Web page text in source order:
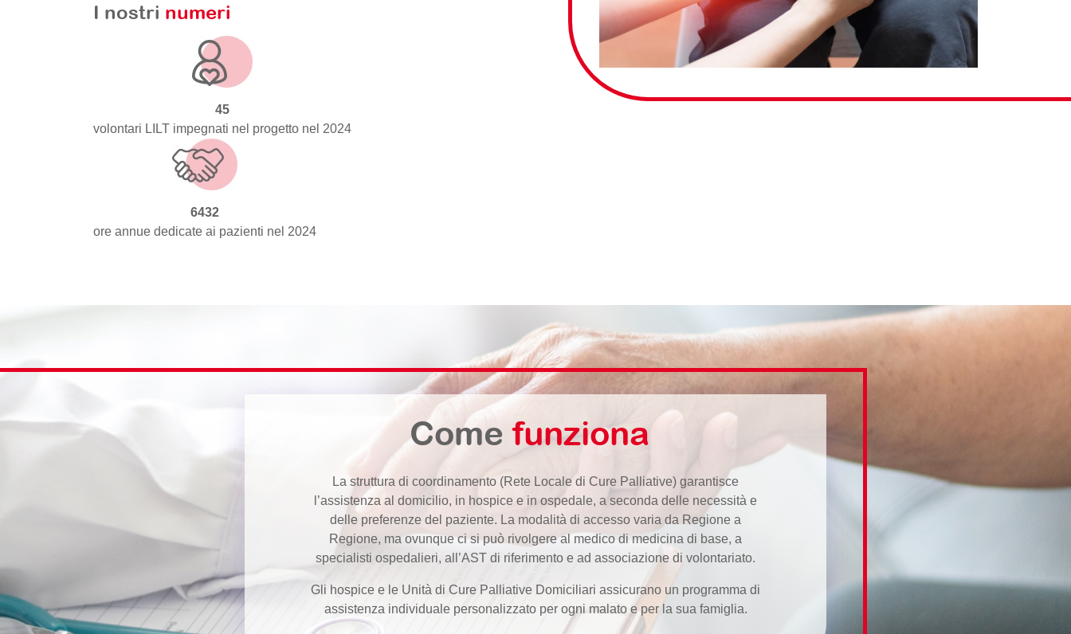
I nostri numeri
45
volontari LILT impegnati nel progetto nel 2024
6432
ore annue dedicate ai pazienti nel 2024
Comefunziona
La struttura di coordinamento (Rete Locale di Cure Palliative) garantisce
l’assistenza al domicilio, in hospice e in ospedale, a seconda delle necessità e
delle preferenze del paziente. La modalità di accesso varia da Regione a
Regione, ma ovunque ci si può rivolgere al medico di medicina di base, a
specialisti ospedalieri, all’AST di riferimento e ad associazione di volontariato.
Gli hospice e le Unità di Cure Palliative Domiciliari assicurano un programma di
assistenza individuale personalizzato per ogni malato e per la sua famiglia.